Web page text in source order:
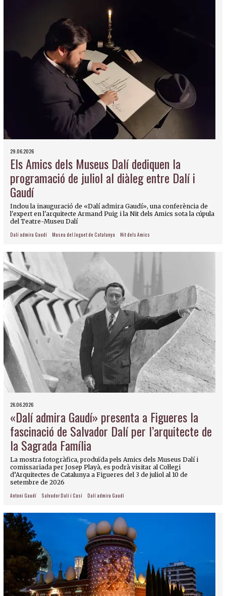
29.06.2026
Els Amics dels Museus Dalí dediquen la
programació de juliol al diàleg entre Dalí i
Gaudí
Inclou la inauguració de «Dalí admira Gaudí», una conferència de
l'expert en l'arquitecte Armand Puig i la Nit dels Amics sota la cúpula
del Teatre-Museu Dalí
Dalí admira Gaudí Museu del Joguet de Catalunya Nit dels Amics
26.06.2026
«Dalí admira Gaudí» presenta a Figueres la
fascinació de Salvador Dalí per l’arquitecte de
la Sagrada Família
La mostra fotogràfica, produïda pels Amics dels Museus Dalí i
comissariada per Josep Playà, es podrà visitar al Col·legi
d’Arquitectes de Catalunya a Figueres del 3 de juliol al 10 de
setembre de 2026
Antoni Gaudí Salvador Dalí i Cusí Dalí admira Gaudí